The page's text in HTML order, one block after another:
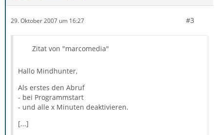
29. Oktober 2007 um 16:27 #3
Zitat von "marcomedia"
Hallo Mindhunter,
Als erstes den Abruf
- bei Programmstart
- und alle x Minuten deaktivieren.
[...]